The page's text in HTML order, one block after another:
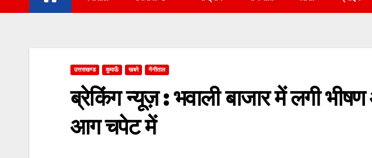
उत्तराखण्ड कुमाऊँ खबरे नैनीताल
ब्रेकिंग न्यूज़ : भवाली बाजार में लगी
आग चपेट में